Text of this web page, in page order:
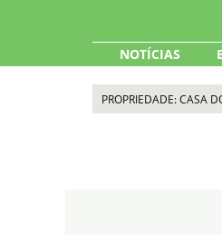
NOTÍCIAS
PROPRIEDADE: CASA